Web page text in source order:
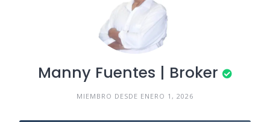
Manny Fuentes | Broker
MIEMBRO DESDE ENERO 1, 2026